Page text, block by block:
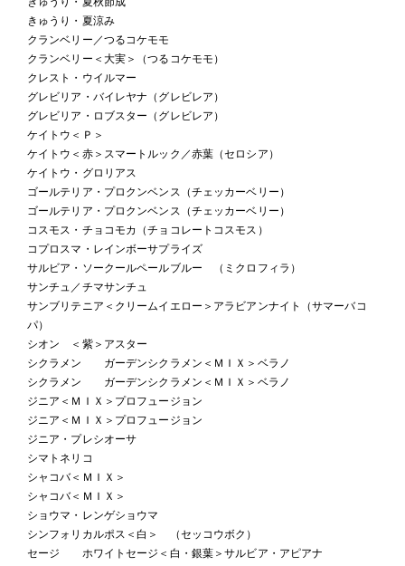
きゅうり・夏涼み
クランベリー／つるコケモモ
クランベリー＜大実＞（つるコケモモ）
クレスト・ウイルマー
グレビリア・バイレヤナ（グレビレア）
グレビリア・ロブスター（グレビレア）
ケイトウ＜Ｐ＞
ケイトウ＜赤＞スマートルック／赤葉（セロシア）
ケイトウ・グロリアス
ゴールテリア・プロクンベンス（チェッカーベリー）
ゴールテリア・プロクンベンス（チェッカーベリー）
コスモス・チョコモカ（チョコレートコスモス）
コプロスマ・レインボーサプライズ
サルビア・ソークールペールブルー （ミクロフィラ）
サンチュ／チマサンチュ
サンブリテニア＜クリームイエロー＞アラビアンナイト（サマーバコ
パ）
シオン ＜紫＞アスター
シクラメン ガーデンシクラメン＜ＭＩＸ＞ベラノ
シクラメン ガーデンシクラメン＜ＭＩＸ＞ベラノ
ジニア＜ＭＩＸ＞プロフュージョン
ジニア＜ＭＩＸ＞プロフュージョン
ジニア・プレシオーサ
シマトネリコ
シャコバ＜ＭＩＸ＞
シャコバ＜ＭＩＸ＞
ショウマ・レンゲショウマ
シンフォリカルポス＜白＞ （セッコウボク）
セージ ホワイトセージ＜白・銀葉＞サルビア・アピアナ